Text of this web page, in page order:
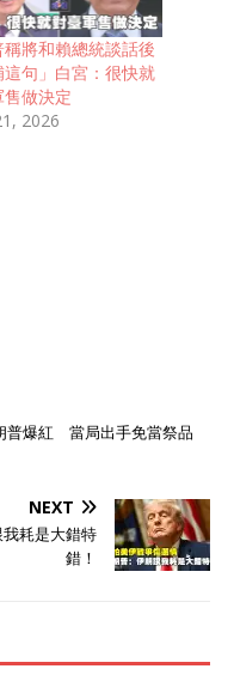
將和賴總統談話後
這句」白宮：很快就
做決定
2026
普爆紅 當局出手免當祭品
NEXT
耗是大錯特
錯！